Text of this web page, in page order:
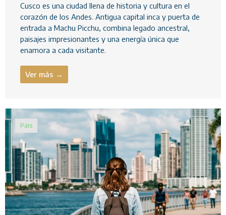
Cusco es una ciudad llena de historia y cultura en el
corazón de los Andes. Antigua capital inca y puerta de
entrada a Machu Picchu, combina legado ancestral,
paisajes impresionantes y una energía única que
enamora a cada visitante.
Ver más →
Pais